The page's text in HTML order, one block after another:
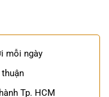
mỗi ngày
Tp. HCM